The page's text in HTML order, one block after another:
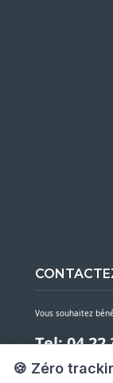
🍪 Zéro
Vous souhaitez
Tel: 04 22
Notre service client